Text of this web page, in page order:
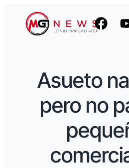
Asueto
pero no